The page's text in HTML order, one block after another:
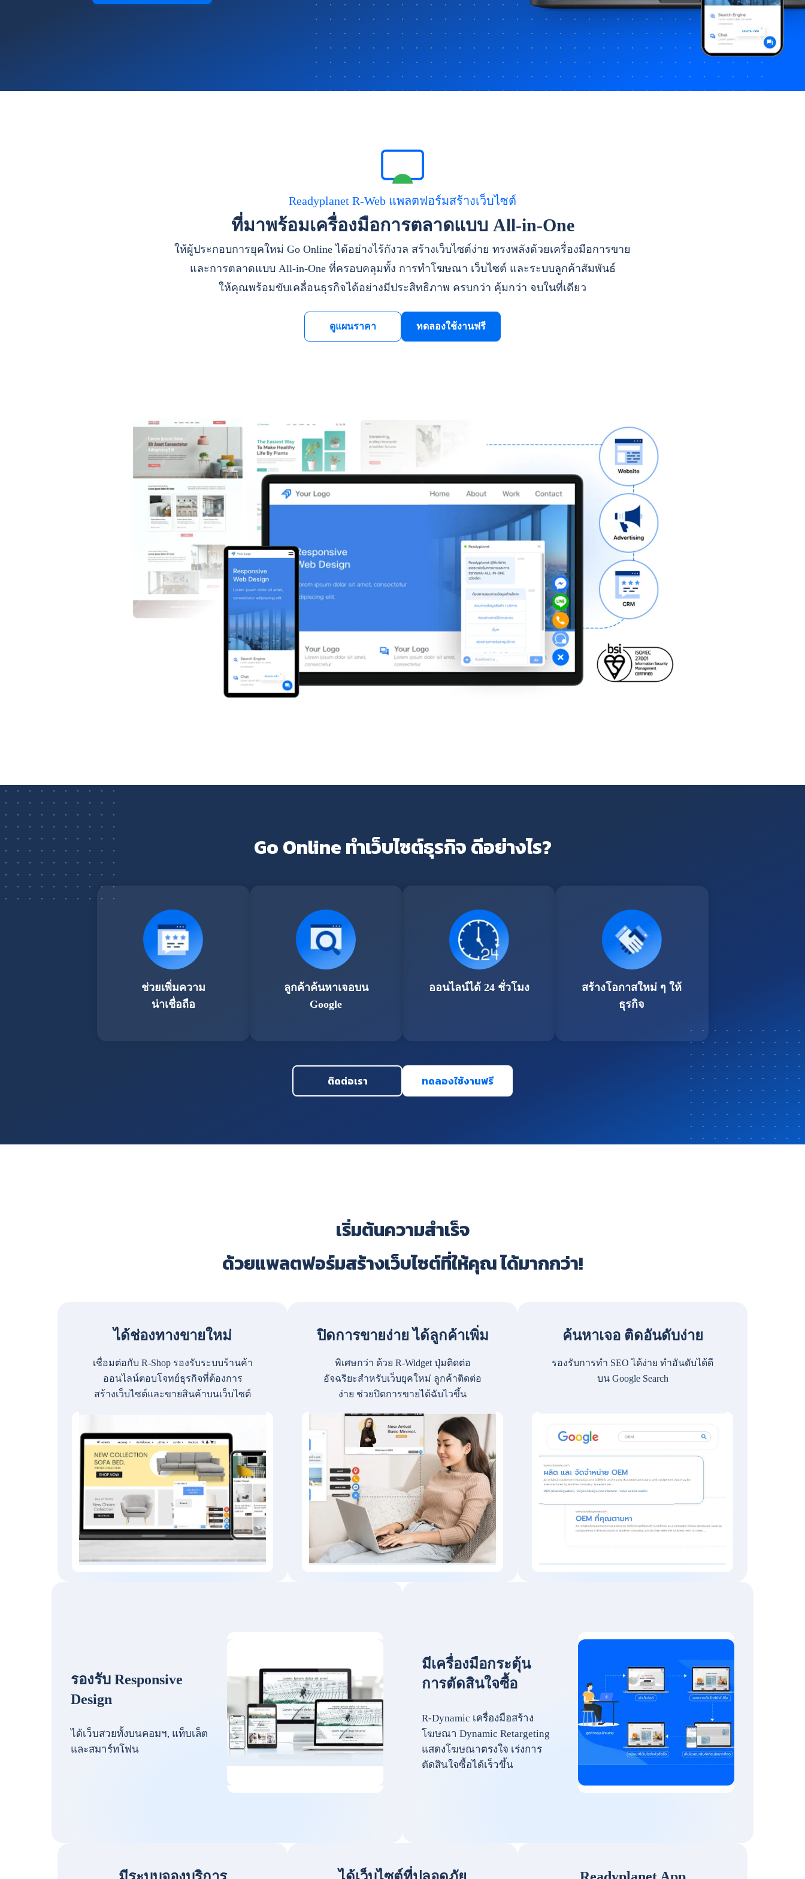
Readyplanet R-Web แพลตฟอร์มสร้างเว็บไซต์
ที่มาพร้อมเครื่องมือการตลาดแบบ All-in-One
ให้ผู้ประกอบการยุคใหม่ Go Online ได้อย่างไร้กังวล สร้างเว็บไซต์ง่าย ทรงพลังด้วยเครื่องมือการขาย
และการตลาดแบบ All-in-One ที่ครอบคลุมทั้ง การทำโฆษณา เว็บไซต์ และระบบลูกค้าสัมพันธ์
ให้คุณพร้อมขับเคลื่อนธุรกิจได้อย่างมีประสิทธิภาพ ครบกว่า คุ้มกว่า จบในที่เดียว
ดูแผนราคา ทดลองใช้งานฟรี
Go Online ทำเว็บไซต์ธุรกิจ ดีอย่างไร?
ช่วยเพิ่มความ
น่าเชื่อถือ
ลูกค้าค้นหาเจอบน
Google
ออนไลน์ได้ 24 ชั่วโมง
สร้างโอกาสใหม่ ๆ ให้
ธุรกิจ
ติดต่อเรา ทดลองใช้งานฟรี
เริ่มต้นความสำเร็จ
ด้วยแพลตฟอร์มสร้างเว็บไซต์ที่ให้คุณ ได้มากกว่า!
ได้ช่องทางขายใหม่
เชื่อมต่อกับ R-Shop รองรับระบบร้านค้า
ออนไลน์ตอบโจทย์ธุรกิจที่ต้องการ
สร้างเว็บไซต์และขายสินค้าบนเว็บไซต์
ปิดการขายง่าย ได้ลูกค้าเพิ่ม
พิเศษกว่า ด้วย R-Widget ปุ่มติดต่อ
อัจฉริยะสำหรับเว็บยุคใหม่ ลูกค้าติดต่อ
ง่าย ช่วยปิดการขายได้ฉับไวขึ้น
ค้นหาเจอ ติดอันดับง่าย
รองรับการทำ SEO ได้ง่าย ทำอันดับได้ดี
บน Google Search
รองรับ Responsive
Design
ได้เว็บสวยทั้งบนคอมฯ, แท็บเล็ต
และสมาร์ทโฟน
มีเครื่องมือกระตุ้น
การตัดสินใจซื้อ
R-Dynamic เครื่องมือสร้าง
โฆษณา Dynamic Retargeting
แสดงโฆษณาตรงใจ เร่งการ
ตัดสินใจซื้อได้เร็วขึ้น